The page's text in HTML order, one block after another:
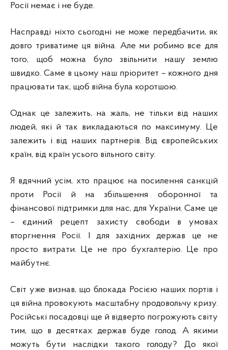
Росії немає і не буде.
Насправді ніхто сьогодні не може передбачити, як
довго триватиме ця війна. Але ми робимо все для
того, щоб можна було звільнити нашу землю
швидко. Саме в цьому наш пріоритет – кожного дня
працювати так, щоб війна була коротшою.
Однак це залежить, на жаль, не тільки від наших
людей, які й так викладаються по максимуму. Це
залежить і від наших партнерів. Від європейських
країн, від країн усього вільного світу.
Я вдячний усім, хто працює на посилення санкцій
проти Росії й на збільшення оборонної та
фінансової підтримки для нас, для України. Саме це
– єдиний рецепт захисту свободи в умовах
вторгнення Росії. І для західних держав це не
просто витрати. Це не про бухгалтерію. Це про
майбутнє.
Світ уже визнав, що блокада Росією наших портів і
ця війна провокують масштабну продовольчу кризу.
Російські посадовці ще й відверто погрожують світу
тим, що в десятках держав буде голод. А якими
можуть бути наслідки такого голоду? До якої